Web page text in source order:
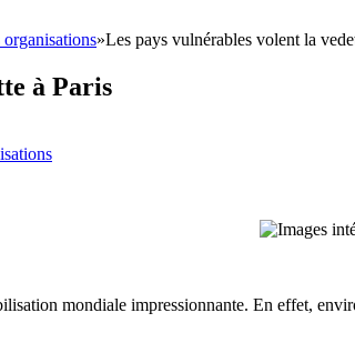
»Les pays vulnérables volent la
à Paris
mondiale impressionnante. En effet,